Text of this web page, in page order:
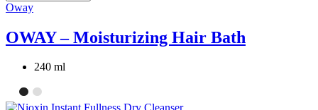
Oway
OWAY – Moisturizing Hair Bath
240 ml